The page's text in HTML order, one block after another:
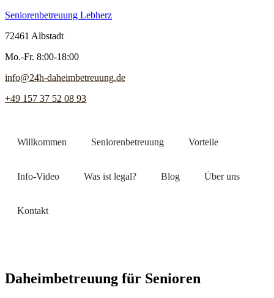
Seniorenbetreuung Lebherz
72461 Albstadt
Mo.-Fr. 8:00-18:00
info@24h-daheimbetreuung.de
+49 157 37 52 08 93
Willkommen Seniorenbetreuung Vorteile
Info-Video Was ist legal? Blog Über uns
Kontakt
Daheimbetreuung für Senioren